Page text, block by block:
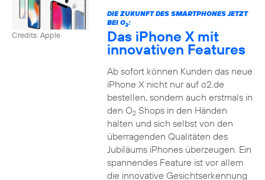
Credits: Apple
DIE ZUKUNFT DES SMARTPHONES JETZT
BEI O2:
Das iPhone X mit
innovativen Features
Ab sofort können Kunden das neue
iPhone X nicht nur auf o2.de
bestellen, sondern auch erstmals in
den O2Shops in den Händen
halten und sich selbst von den
überragenden Qualitäten des
Jubiläums iPhones überzeugen. Ein
spannendes Feature ist vor allem
die innovative Gesichtserkennung